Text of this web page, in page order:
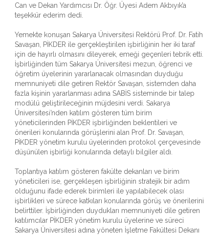
Can ve Dekan Yardımcısı Dr. Öğr. Üyesi Adem Akbıyık’a
teşekkür ederim dedi.
Yemekte konuşan Sakarya Üniversitesi Rektörü Prof. Dr. Fatih
Savaşan, PİKDER ile gerçekleştirilen işbirliğinin her iki taraf
için de hayırlı olmasını dileyerek, emeği geçenleri tebrik etti.
İşbirliğinden tüm Sakarya Üniversitesi mezun, öğrenci ve
öğretim üyelerinin yararlanacak olmasından duyduğu
memnuniyeti dile getiren Rektör Savaşan, sistemden daha
fazla kişinin yararlanması adına SABİS sisteminde bir talep
modülü geliştirileceğinin müjdesini verdi. Sakarya
Üniversitesi’nden katılım gösteren tüm birim
yöneticilerinden PİKDER işbirliğinden beklentileri ve
önerileri konularında görüşlerini alan Prof. Dr. Savaşan,
PİKDER yönetim kurulu üyelerinden protokol çerçevesinde
düşünülen işbirliği konularında detaylı bilgiler aldı.
Toplantıya katılım gösteren fakülte dekanları ve birim
yöneticileri ise, gerçekleşen işbirliğinin stratejik bir adım
olduğunu ifade ederek birimleri ile yapılabilecek olası
işbirlikleri ve sürece katkıları konularında görüş ve önerilerini
belirttiler. İşbirliğinden duydukları memnuniyeti dile getiren
katılımcılar PİKDER yönetim kurulu üyelerine ve süreci
Sakarya Üniversitesi adına yöneten İşletme Fakültesi Dekanı